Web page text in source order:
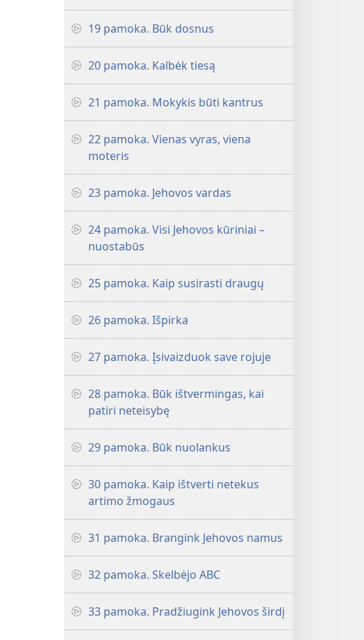
19 pamoka. Būk dosnus
20 pamoka. Kalbėk tiesą
21 pamoka. Mokykis būti kantrus
22 pamoka. Vienas vyras, viena
moteris
23 pamoka. Jehovos vardas
24 pamoka. Visi Jehovos kūriniai –
nuostabūs
25 pamoka. Kaip susirasti draugų
26 pamoka. Išpirka
27 pamoka. Įsivaizduok save rojuje
28 pamoka. Būk ištvermingas, kai
patiri neteisybę
29 pamoka. Būk nuolankus
30 pamoka. Kaip ištverti netekus
artimo žmogaus
31 pamoka. Brangink Jehovos namus
32 pamoka. Skelbėjo ABC
33 pamoka. Pradžiugink Jehovos širdį